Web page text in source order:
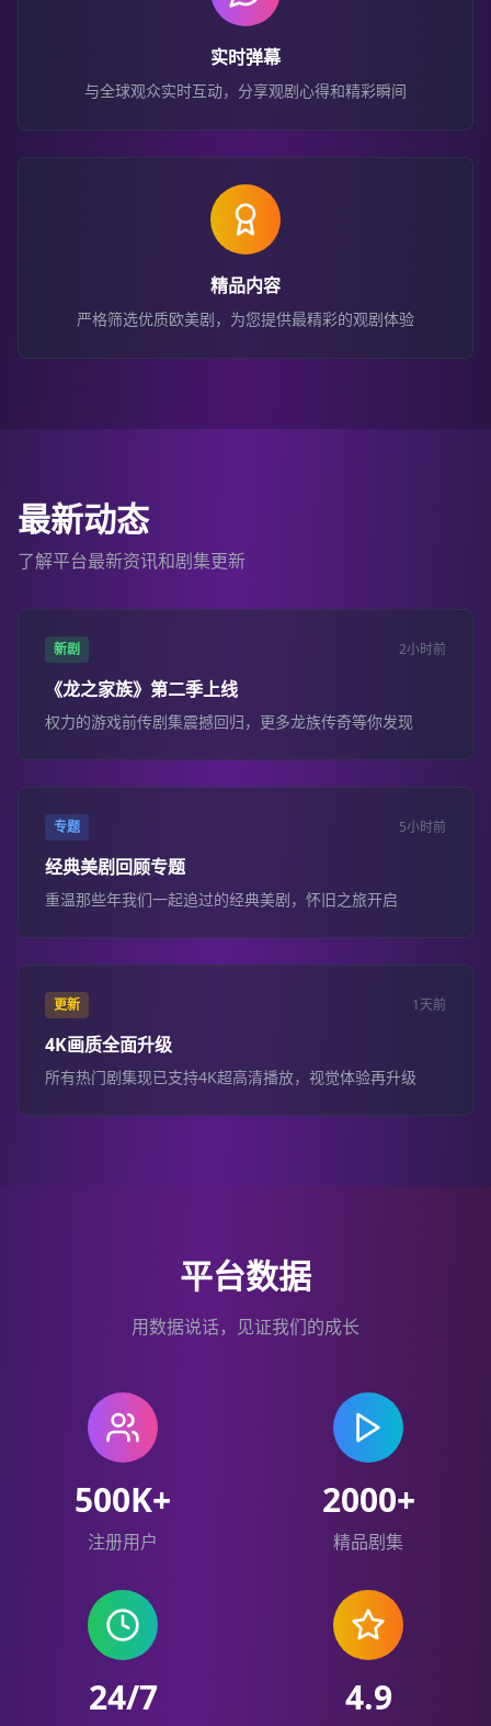
实时弹幕
与全球观众实时互动，分享观剧心得和精彩瞬间
精品内容
严格筛选优质欧美剧，为您提供最精彩的观剧体验
最新动态
了解平台最新资讯和剧集更新
新剧 2小时前
《龙之家族》第二季上线
权力的游戏前传剧集震撼回归，更多龙族传奇等你发现
专题 5小时前
经典美剧回顾专题
重温那些年我们一起追过的经典美剧，怀旧之旅开启
更新 1天前
4K画质全面升级
所有热门剧集现已支持4K超高清播放，视觉体验再升级
平台数据
用数据说话，见证我们的成长
500K+
注册用户
2000+
精品剧集
24/7 4.9